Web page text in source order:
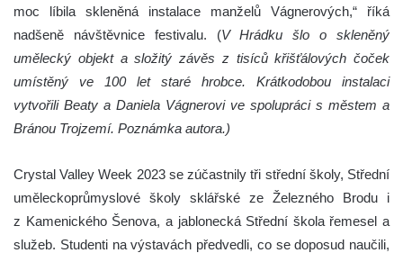
moc líbila skleněná instalace manželů Vágnerových,“ říká
nadšeně návštěvnice festivalu. (V Hrádku šlo o skleněný
umělecký objekt a složitý závěs z tisíců křišťálových čoček
umístěný ve 100 let staré hrobce. Krátkodobou instalaci
vytvořili Beaty a Daniela Vágnerovi ve spolupráci s městem a
Bránou Trojzemí. Poznámka autora.)
Crystal Valley Week 2023 se zúčastnily tři střední školy, Střední
uměleckoprůmyslové školy sklářské ze Železného Brodu i
z Kamenického Šenova, a jablonecká Střední škola řemesel a
služeb. Studenti na výstavách předvedli, co se doposud naučili,